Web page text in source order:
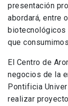
presentación
abordará, entre
biotecnológicos
que
El Centro de
negocios de la
Pontificia
realizar